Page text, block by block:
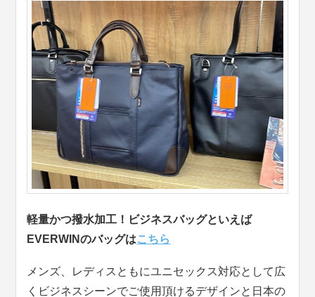
軽量かつ撥水加工！ビジネスバッグといえば
EVERWINのバッグはこちら
メンズ、レディスともにユニセックス対応として広
くビジネスシーンでご使用頂けるデザインと日本の